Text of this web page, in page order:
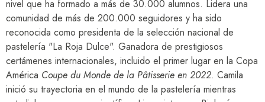
nivel que ha formado a más de 30.000 alumnos. Lidera una
comunidad de más de 200.000 seguidores y ha sido
reconocida como presidenta de la selección nacional de
pastelería "La Roja Dulce". Ganadora de prestigiosos
certámenes internacionales, incluido el primer lugar en la Copa
América Coupe du Monde de la Pâtisserie en 2022. Camila
inició su trayectoria en el mundo de la pastelería mientras